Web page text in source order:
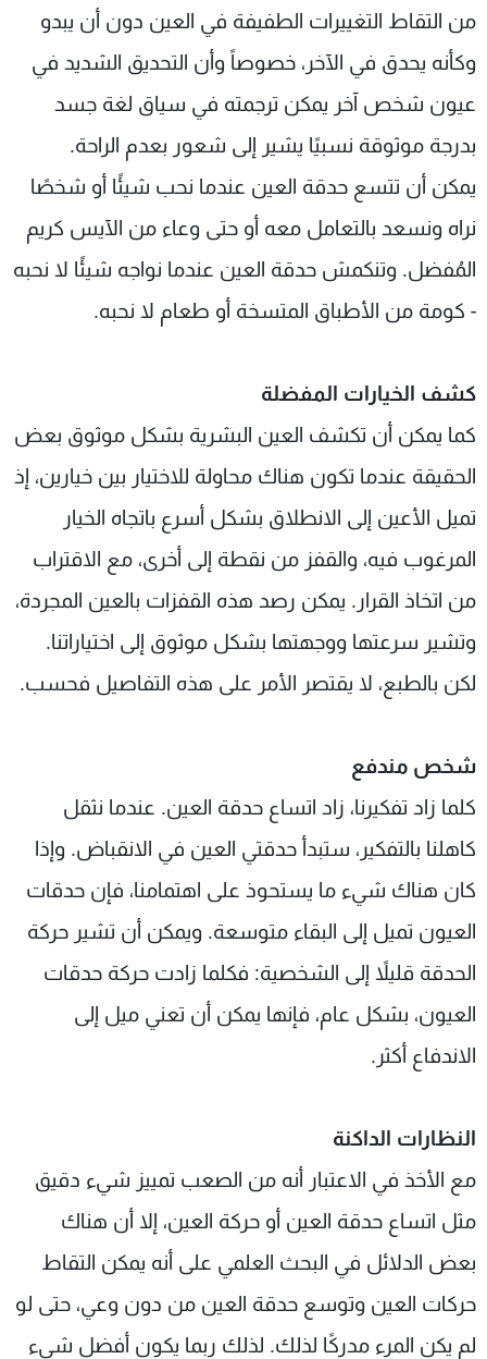
من التقاط التغييرات الطفيفة في العين دون أن يبدو
وكأنه يحدق في الآخر، خصوصاً وأن التحديق الشديد في
عيون شخص آخر يمكن ترجمته في سياق لغة جسد
بدرجة موثوقة نسبيًا يشير إلى شعور بعدم الراحة.
يمكن أن تتسع حدقة العين عندما نحب شيئًا أو شخصًا
نراه ونسعد بالتعامل معه أو حتى وعاء من الآيس كريم
المُفضل. وتنكمش حدقة العين عندما نواجه شيئًا لا نحبه
- كومة من الأطباق المتسخة أو طعام لا نحبه.
كشف الخيارات المفضلة
كما يمكن أن تكشف العين البشرية بشكل موثوق بعض
الحقيقة عندما تكون هناك محاولة للاختيار بين خيارين، إذ
تميل الأعين إلى الانطلاق بشكل أسرع باتجاه الخيار
المرغوب فيه، والقفز من نقطة إلى أخرى، مع الاقتراب
من اتخاذ القرار. يمكن رصد هذه القفزات بالعين المجردة،
وتشير سرعتها ووجهتها بشكل موثوق إلى اختياراتنا.
لكن بالطبع، لا يقتصر الأمر على هذه التفاصيل فحسب.
شخص مندفع
كلما زاد تفكيرنا، زاد اتساع حدقة العين. عندما نثقل
كاهلنا بالتفكير، ستبدأ حدقتي العين في الانقباض. وإذا
كان هناك شيء ما يستحوذ على اهتمامنا، فإن حدقات
العيون تميل إلى البقاء متوسعة. ويمكن أن تشير حركة
الحدقة قليلاً إلى الشخصية: فكلما زادت حركة حدقات
العيون، بشكل عام، فإنها يمكن أن تعني ميل إلى
الاندفاع أكثر.
النظارات الداكنة
مع الأخذ في الاعتبار أنه من الصعب تمييز شيء دقيق
مثل اتساع حدقة العين أو حركة العين، إلا أن هناك
بعض الدلائل في البحث العلمي على أنه يمكن التقاط
حركات العين وتوسع حدقة العين من دون وعي، حتى لو
لم يكن المرء مدركًا لذلك. لذلك ربما يكون أفضل شيء